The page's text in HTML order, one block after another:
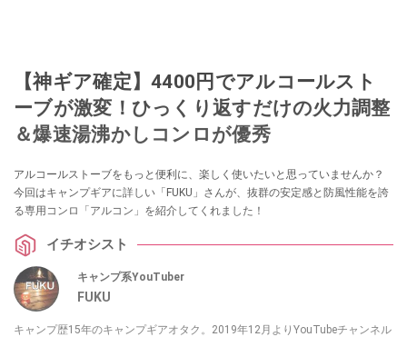
【神ギア確定】4400円でアルコールスト
ーブが激変！ひっくり返すだけの火力調整
＆爆速湯沸かしコンロが優秀
アルコールストーブをもっと便利に、楽しく使いたいと思っていませんか？
今回はキャンプギアに詳しい「FUKU」さんが、抜群の安定感と防風性能を誇
る専用コンロ「アルコン」を紹介してくれました！
イチオシスト
キャンプ系YouTuber
FUKU
キャンプ歴15年のキャンプギアオタク。2019年12月よりYouTubeチャンネル